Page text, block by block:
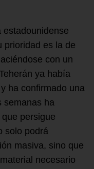
estadounidense
prioridad es la de
con un
ya había
ha confirmado una
semanas ha
persigue
solo podrá
masiva, sino que
necesario